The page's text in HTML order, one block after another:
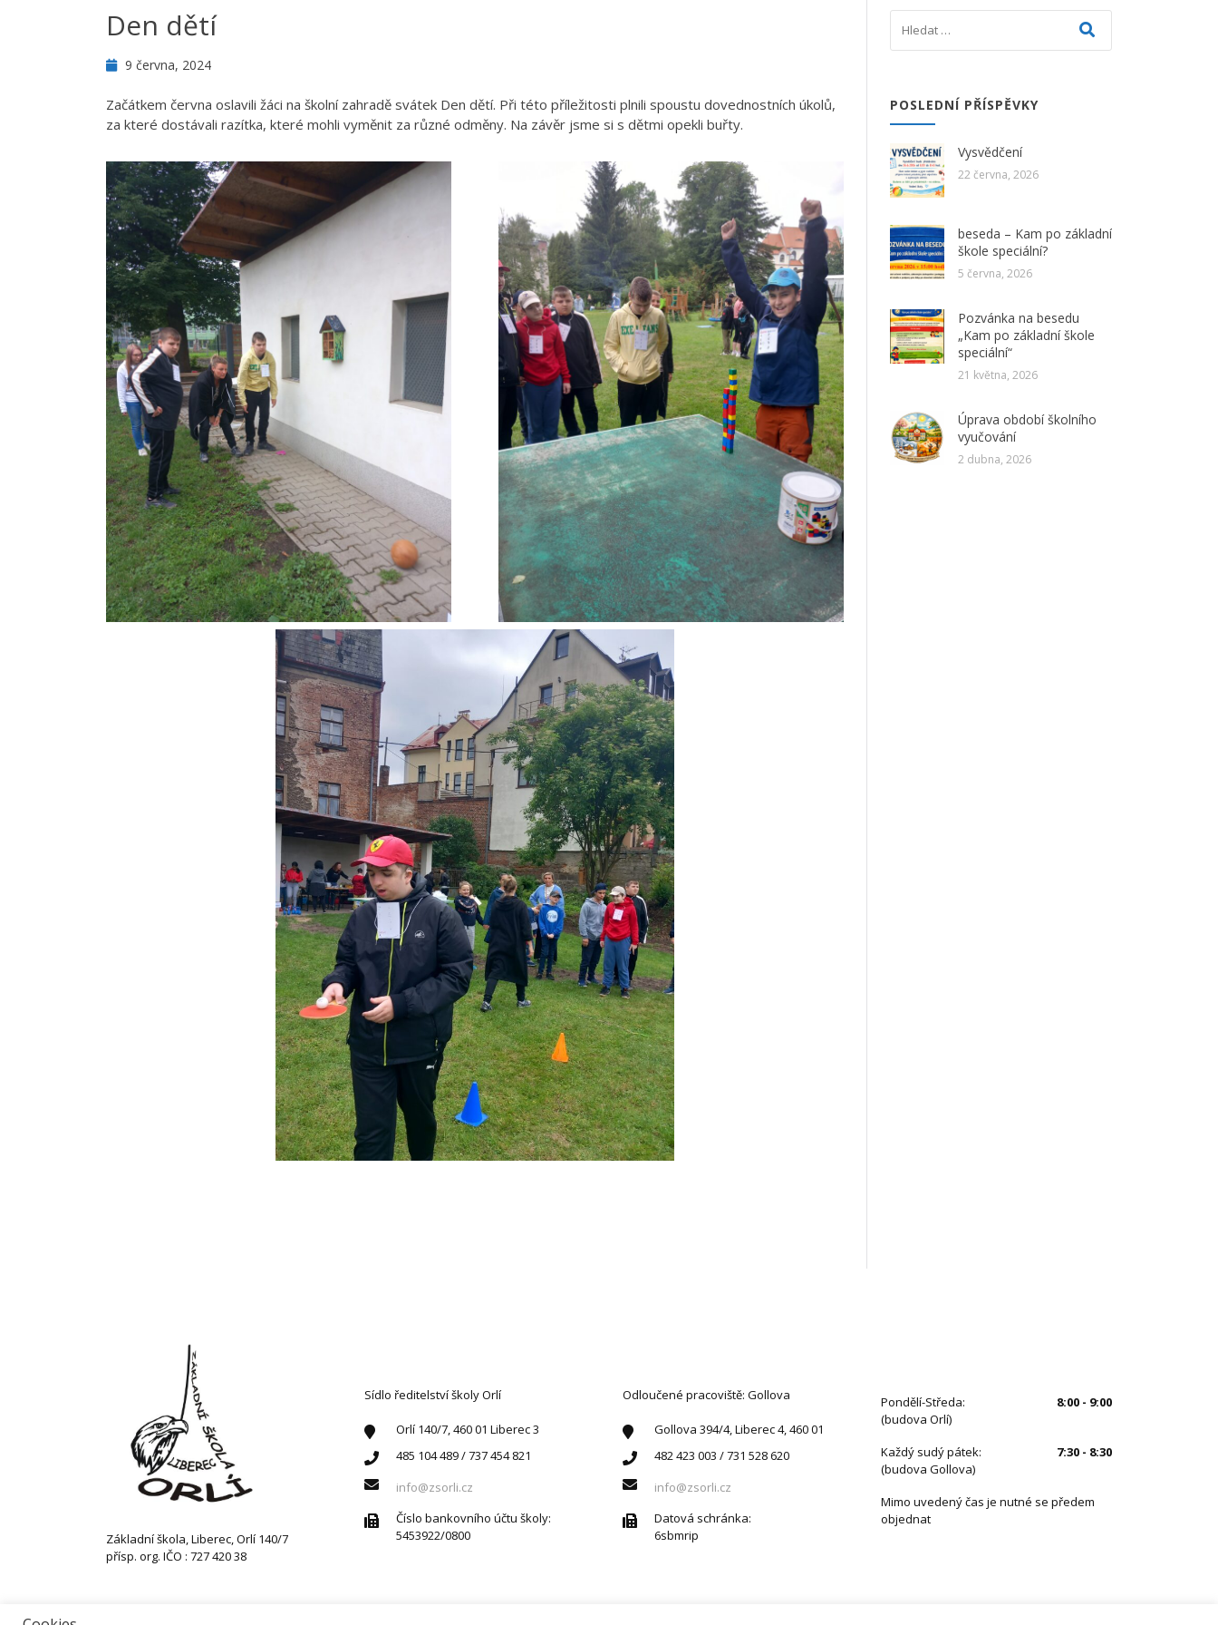
Den dětí
9 června, 2024
Začátkem června oslavili žáci na školní zahradě svátek Den dětí. Při této příležitosti plnili spoustu dovednostních úkolů,
za které dostávali razítka, které mohli vyměnit za různé odměny. Na závěr jsme si s dětmi opekli buřty.
POSLEDNÍ PŘÍSPĚVKY
Vysvědčení
22 června, 2026
beseda – Kam po základní
škole speciální?
5 června, 2026
Pozvánka na besedu
„Kam po základní škole
speciální“
21 května, 2026
Úprava období školního
vyučování
2 dubna, 2026
Základní škola, Liberec, Orlí 140/7
přísp. org. IČO : 727 420 38
Sídlo ředitelství školy Orlí
Orlí 140/7, 460 01 Liberec 3
485 104 489 / 737 454 821
info@zsorli.cz
Číslo bankovního účtu školy:
5453922/0800
Odloučené pracoviště: Gollova
Gollova 394/4, Liberec 4, 460 01
482 423 003 / 731 528 620
info@zsorli.cz
Datová schránka:
6sbmrip
Pondělí-Středa:
8:00 - 9:00
(budova Orlí)
Každý sudý pátek:
7:30 - 8:30
(budova Gollova)
Mimo uvedený čas je nutné se předem
objednat